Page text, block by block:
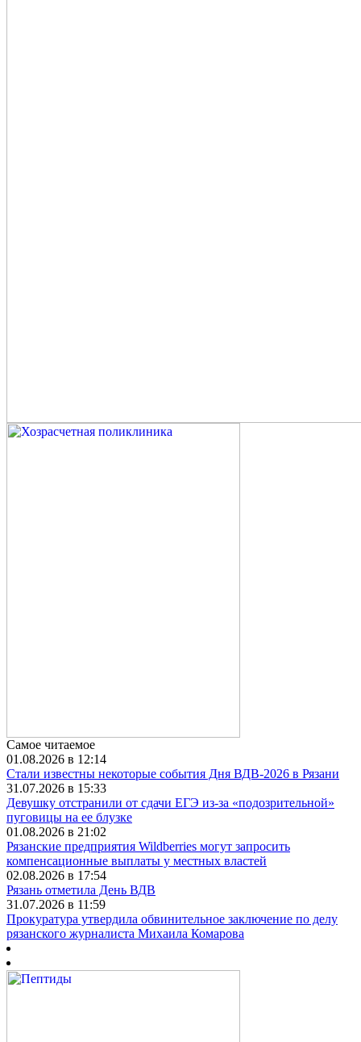
Самое читаемое
01.08.2026 в 12:14
Стали известны некоторые события Дня ВДВ-2026 в Рязани
31.07.2026 в 15:33
Девушку отстранили от сдачи ЕГЭ из-за «подозрительной»
пуговицы на ее блузке
01.08.2026 в 21:02
Рязанские предприятия Wildberries могут запросить
компенсационные выплаты у местных властей
02.08.2026 в 17:54
Рязань отметила День ВДВ
31.07.2026 в 11:59
Прокуратура утвердила обвинительное заключение по делу
рязанского журналиста Михаила Комарова